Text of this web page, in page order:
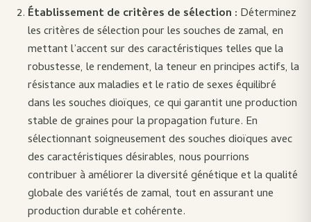
Établissement de critères de sélection : Déterminez
les critères de sélection pour les souches de zamal, en
mettant l’accent sur des caractéristiques telles que la
robustesse, le rendement, la teneur en principes actifs, la
résistance aux maladies et le ratio de sexes équilibré
dans les souches dioïques, ce qui garantit une production
stable de graines pour la propagation future. En
sélectionnant soigneusement des souches dioïques avec
des caractéristiques désirables, nous pourrions
contribuer à améliorer la diversité génétique et la qualité
globale des variétés de zamal, tout en assurant une
production durable et cohérente.